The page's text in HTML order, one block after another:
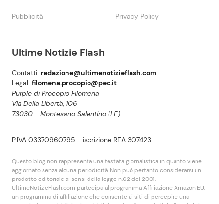
Ultime Notizie Flash
Contatti: redazione@ultimenotizieflash.com
Legal: filomena.procopio@pec.it
Purple di Procopio Filomena
Via Della Libertà, 106
73030 - Montesano Salentino (LE)
P.IVA 03370960795 - iscrizione REA 307423
Questo blog non rappresenta una testata giornalistica in quanto viene
aggiornato senza alcuna periodicità. Non puó pertanto considerarsi un
prodotto editoriale ai sensi della legge n.62 del 2001.
UltimeNotizieFlash.com partecipa al programma Affiliazione Amazon EU,
un programma di affiliazione che consente ai siti di percepire una
Pubblicità Privacy Policy